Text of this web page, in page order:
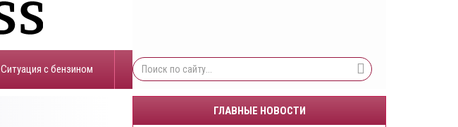
​Ситуация с бензином
ГЛАВНЫЕ НОВОСТИ